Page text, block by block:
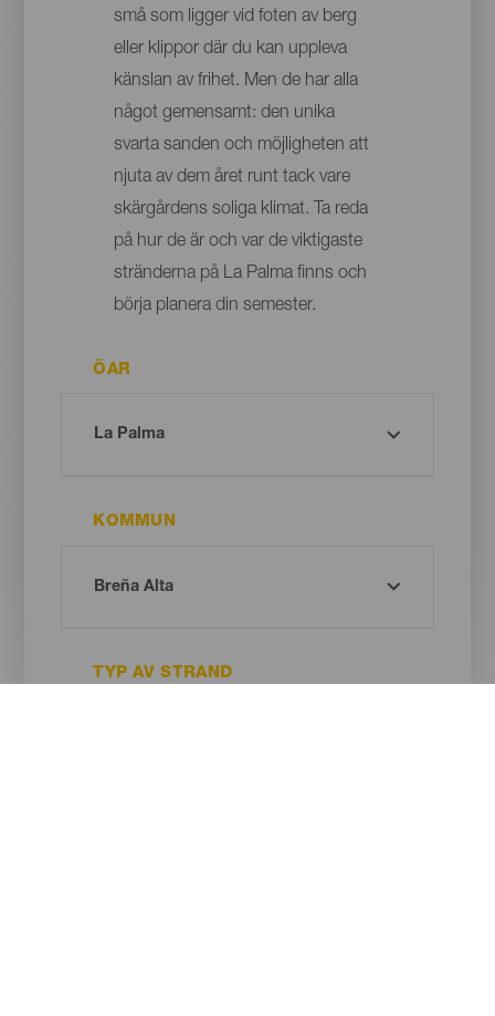
små som ligger vid foten av berg
eller klippor där du kan uppleva
känslan av frihet. Men de har alla
något gemensamt: den unika
svarta sanden och möjligheten att
njuta av dem året runt tack vare
skärgårdens soliga klimat. Ta reda
på hur de är och var de viktigaste
stränderna på La Palma finns och
börja planera din semester.
ÖAR
KOMMUN
TYP AV STRAND